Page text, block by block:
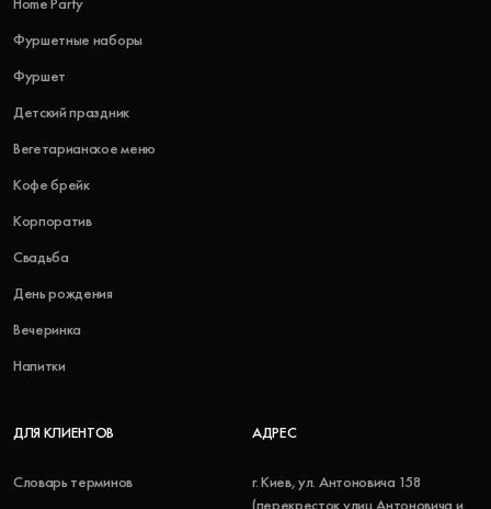
Home Party
Фуршетные наборы
Фуршет
Детский праздник
Вегетарианское меню
Кофе брейк
Корпоратив
Свадьба
День рождения
Вечеринка
Напитки
ДЛЯ КЛИЕНТОВ
Словарь терминов
АДРЕС
г. Киев, ул. Антоновича 158
(перекресток улиц Антоновича и